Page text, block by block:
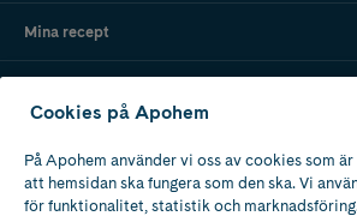
Mina recept
Cookies på Apohem
På Apohem använder vi oss av cookies som
att hemsidan ska fungera som den ska. Vi
för funktionalitet, statistik och